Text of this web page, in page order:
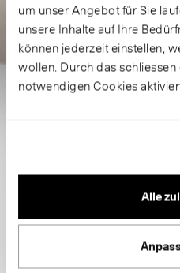
um unser Angebot für Sie
unsere Inhalte auf Ihre
können jederzeit einstellen,
wollen. Durch das
notwendigen Cookies
Alle